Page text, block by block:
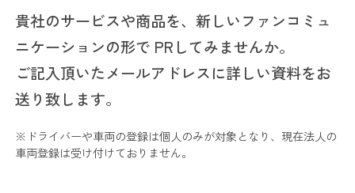
貴社のサービスや商品を、新しいファンコミュ
ニケーションの形で PRしてみませんか。
ご記入頂いたメールアドレスに詳しい資料をお
送り致します。
※ドライバーや車両の登録は個人のみが対象となり、現在法人の
車両登録は受け付けておりません。